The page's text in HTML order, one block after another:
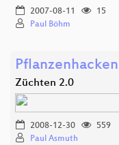
2007-08-11
15
Paul Böhm
Pflanzenhacken
Züchten 2.0
2008-12-30
559
Paul Asmuth